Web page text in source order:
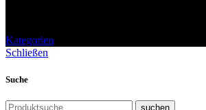
Kategorien
Schließen
Suche
suchen